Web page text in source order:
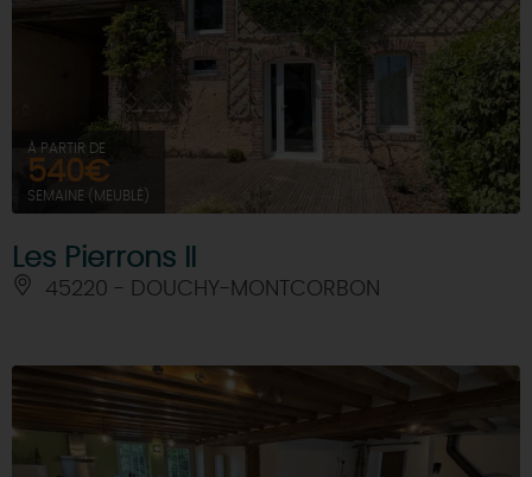
DEMAIN
CE WEEK-END
CETTE SEMAINE
À PARTIR DE
540€
SEMAINE (MEUBLÉ)
Les Pierrons II
45220 - DOUCHY-MONTCORBON